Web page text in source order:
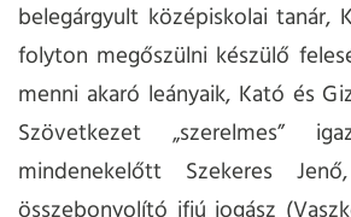
belegárgyult középiskolai tanár,
folyton megőszülni készülő
menni akaró leányaik, Kató és
Szövetkezet „szerelmes”
mindenekelőtt Szekeres